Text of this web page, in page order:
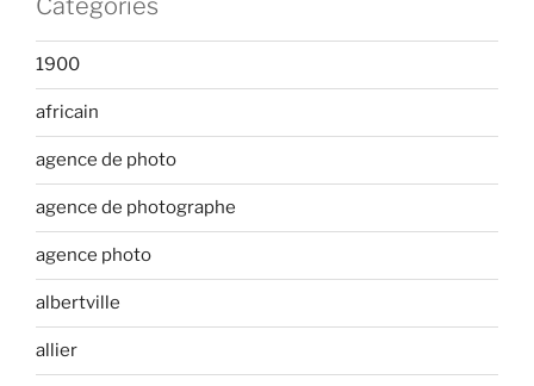
1900
africain
agence de photo
agence de photographe
agence photo
albertville
allier